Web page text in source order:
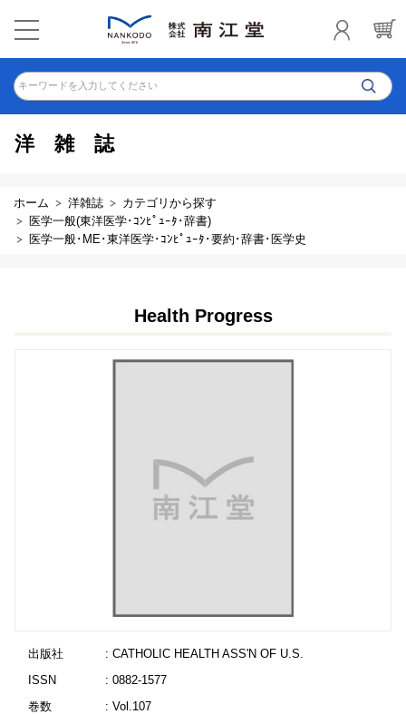
キーワードを入力してください
洋雑誌
ホーム 洋雑誌
カテゴリから探す
医学一般(東洋医学･ｺﾝﾋﾟｭｰﾀ･辞書)
医学一般･ME･東洋医学･ｺﾝﾋﾟｭｰﾀ･要約･辞書･医学史
Health Progress
出版社
: CATHOLIC HEALTH ASS'N OF U.S.
ISSN
: 0882-1577
巻数
: Vol.107